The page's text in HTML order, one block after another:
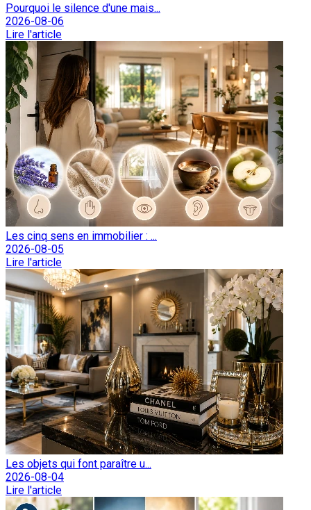
Pourquoi le silence d'une mais...
2026-08-06
Lire l'article
Les cinq sens en immobilier : ...
2026-08-05
Lire l'article
Les objets qui font paraître u...
2026-08-04
Lire l'article